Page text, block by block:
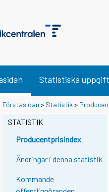
Statistiska
Förstasidan > Statistik >
STATISTIK
Producentprisindex
Ändringar i denna statistik
Kommande